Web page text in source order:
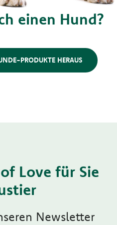
einen Hund?
PRODUKTE HERAUS
Love für Sie
Newsletter